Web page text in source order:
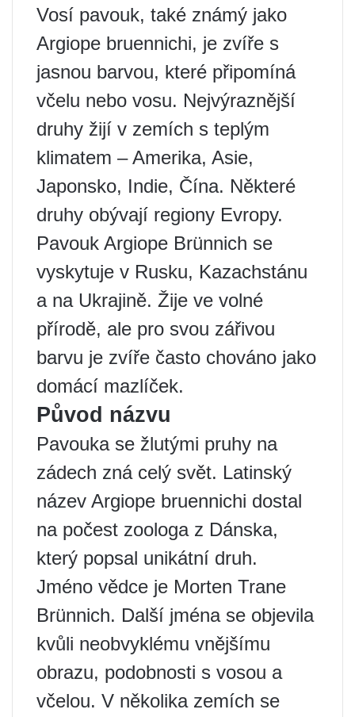
Vosí pavouk, také známý jako
Argiope bruennichi, je zvíře s
jasnou barvou, které připomíná
včelu nebo vosu. Nejvýraznější
druhy žijí v zemích s teplým
klimatem – Amerika, Asie,
Japonsko, Indie, Čína. Některé
druhy obývají regiony Evropy.
Pavouk Argiope Brünnich se
vyskytuje v Rusku, Kazachstánu
a na Ukrajině. Žije ve volné
přírodě, ale pro svou zářivou
barvu je zvíře často chováno jako
domácí mazlíček.
Původ názvu
Pavouka se žlutými pruhy na
zádech zná celý svět. Latinský
název Argiope bruennichi dostal
na počest zoologa z Dánska,
který popsal unikátní druh.
Jméno vědce je Morten Trane
Brünnich. Další jména se objevila
kvůli neobvyklému vnějšímu
obrazu, podobnosti s vosou a
včelou. V několika zemích se